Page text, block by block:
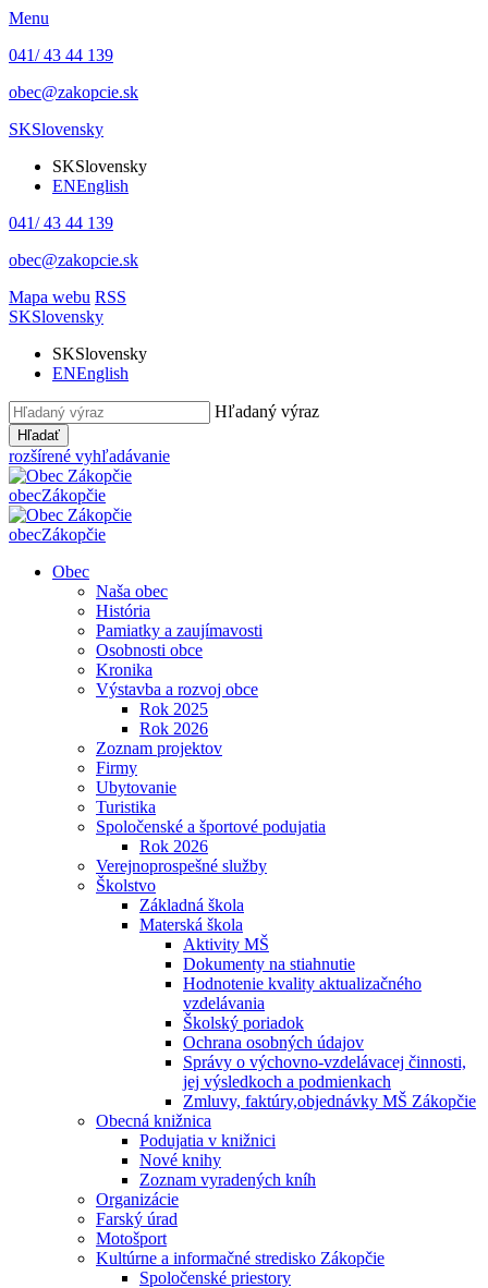
Menu
041/ 43 44 139
obec@zakopcie.sk
SKSlovensky
SKSlovensky
ENEnglish
041/ 43 44 139
obec@zakopcie.sk
Mapa webu RSS
SKSlovensky
SKSlovensky
ENEnglish
Hľadaný výraz
Hľadať
rozšírené vyhľadávanie
obecZákopčie
obecZákopčie
Obec
Naša obec
História
Pamiatky a zaujímavosti
Osobnosti obce
Kronika
Výstavba a rozvoj obce
Rok 2025
Rok 2026
Zoznam projektov
Firmy
Ubytovanie
Turistika
Spoločenské a športové podujatia
Rok 2026
Verejnoprospešné služby
Školstvo
Základná škola
Materská škola
Aktivity MŠ
Dokumenty na stiahnutie
Hodnotenie kvality aktualizačného
vzdelávania
Školský poriadok
Ochrana osobných údajov
Správy o výchovno-vzdelávacej činnosti,
jej výsledkoch a podmienkach
Zmluvy, faktúry,objednávky MŠ Zákopčie
Obecná knižnica
Podujatia v knižnici
Nové knihy
Zoznam vyradených kníh
Organizácie
Farský úrad
Motošport
Kultúrne a informačné stredisko Zákopčie
Spoločenské priestory